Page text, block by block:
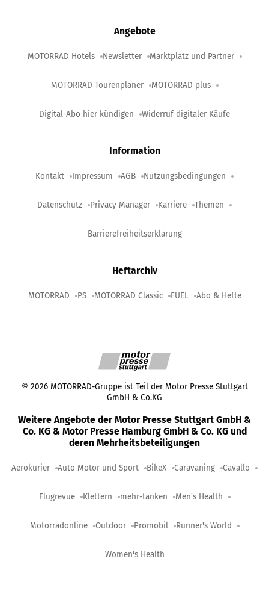
Angebote
MOTORRAD Hotels Newsletter Marktplatz und Partner
MOTORRAD Tourenplaner MOTORRAD plus
Digital-Abo hier kündigen Widerruf digitaler Käufe
Information
Kontakt Impressum AGB Nutzungsbedingungen
Datenschutz Privacy Manager Karriere Themen
Barrierefreiheitserklärung
Heftarchiv
MOTORRAD PS MOTORRAD Classic FUEL Abo & Hefte
© 2026 MOTORRAD-Gruppe ist Teil der Motor Presse Stuttgart
GmbH & Co.KG
Weitere Angebote der Motor Presse Stuttgart GmbH &
Co. KG & Motor Presse Hamburg GmbH & Co. KG und
deren Mehrheitsbeteiligungen
Aerokurier Auto Motor und Sport BikeX Caravaning Cavallo
Flugrevue Klettern mehr-tanken Men's Health
Motorradonline Outdoor Promobil Runner's World
Women's Health